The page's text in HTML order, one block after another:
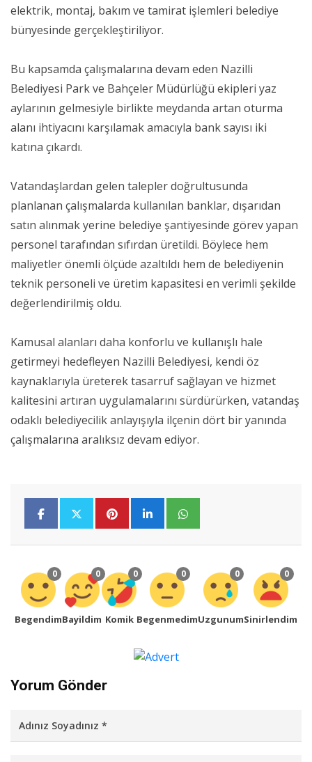
elektrik, montaj, bakım ve tamirat işlemleri belediye
bünyesinde gerçekleştiriliyor.
Bu kapsamda çalışmalarına devam eden Nazilli
Belediyesi Park ve Bahçeler Müdürlüğü ekipleri yaz
aylarının gelmesiyle birlikte meydanda artan oturma
alanı ihtiyacını karşılamak amacıyla bank sayısı iki
katına çıkardı.
Vatandaşlardan gelen talepler doğrultusunda
planlanan çalışmalarda kullanılan banklar, dışarıdan
satın alınmak yerine belediye şantiyesinde görev yapan
personel tarafından sıfırdan üretildi. Böylece hem
maliyetler önemli ölçüde azaltıldı hem de belediyenin
teknik personeli ve üretim kapasitesi en verimli şekilde
değerlendirilmiş oldu.
Kamusal alanları daha konforlu ve kullanışlı hale
getirmeyi hedefleyen Nazilli Belediyesi, kendi öz
kaynaklarıyla üreterek tasarruf sağlayan ve hizmet
kalitesini artıran uygulamalarını sürdürürken, vatandaş
odaklı belediyecilik anlayışıyla ilçenin dört bir yanında
çalışmalarına aralıksız devam ediyor.
0
Begendim
0
Bayildim
0
Komik
0
Begenmedim
0
Uzgunum
0
Sinirlendim
Yorum Gönder